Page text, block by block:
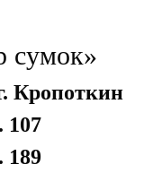
Кропоткин
107
189